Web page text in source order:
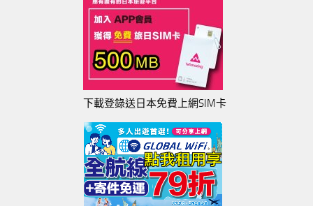
下載登錄送日本免費上網SIM卡